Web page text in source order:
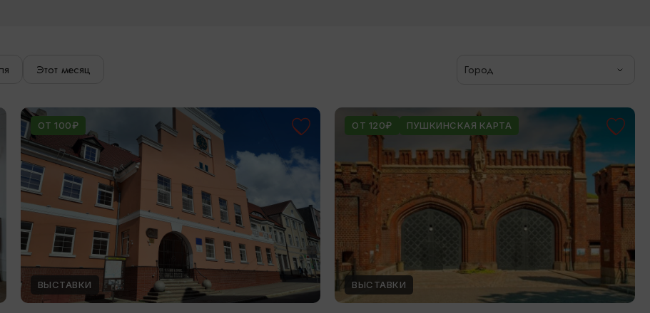
Этот месяц Город
ОТ 100₽
ВЫСТАВКИ
ОТ 120₽ ПУШКИНСКАЯ КАРТА
ВЫСТАВКИ